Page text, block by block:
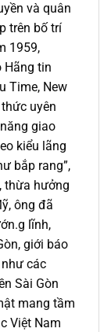
và quân
trên bố trí
1959,
Hãng tin
Time, New
uyên
giao
kiểu lãng
bắp rang”,
thừa hưởng
ông đã
lĩnh,
giới báo
các
Sài Gòn
mang tầm
Việt Nam